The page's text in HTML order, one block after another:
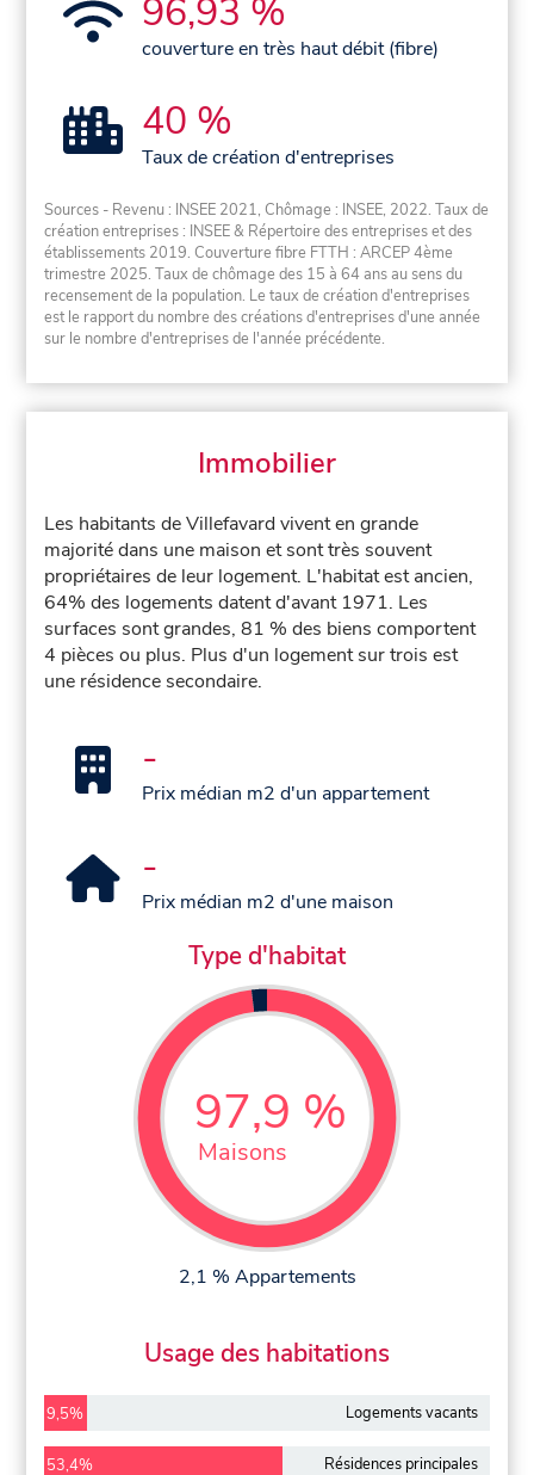
96,93 %
couverture en très haut débit (fibre)
40 %
Taux de création d'entreprises
Sources - Revenu : INSEE 2021, Chômage : INSEE, 2022. Taux de
création entreprises : INSEE & Répertoire des entreprises et des
établissements 2019. Couverture fibre FTTH : ARCEP 4ème
trimestre 2025. Taux de chômage des 15 à 64 ans au sens du
recensement de la population. Le taux de création d'entreprises
est le rapport du nombre des créations d'entreprises d'une année
sur le nombre d'entreprises de l'année précédente.
Immobilier
Les habitants de Villefavard vivent en grande
majorité dans une maison et sont très souvent
propriétaires de leur logement. L'habitat est ancien,
64% des logements datent d'avant 1971. Les
surfaces sont grandes, 81 % des biens comportent
4 pièces ou plus. Plus d'un logement sur trois est
une résidence secondaire.
-
Prix médian m2 d'un appartement
-
Prix médian m2 d'une maison
Type d'habitat
97,9 %
Maisons
2,1 % Appartements
Usage des habitations
9,5% Logements vacants
53,4% Résidences principales